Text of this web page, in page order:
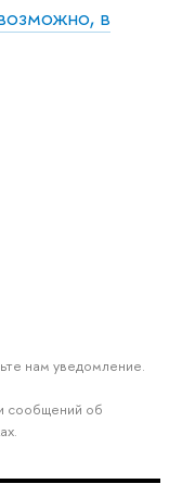
в
нам уведомление.
сообщений об